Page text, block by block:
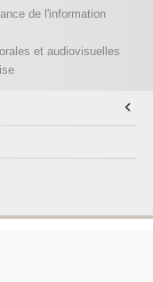
de l'information
et audiovisuelles